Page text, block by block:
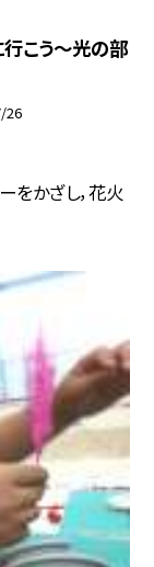
こう〜光の部
26
をかざし，花火